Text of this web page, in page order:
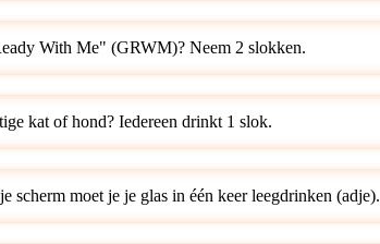
With Me" (GRWM)? Neem 2 slokken.
kat of hond? Iedereen drinkt 1 slok.
scherm moet je je glas in één keer leegdrinken (adje).